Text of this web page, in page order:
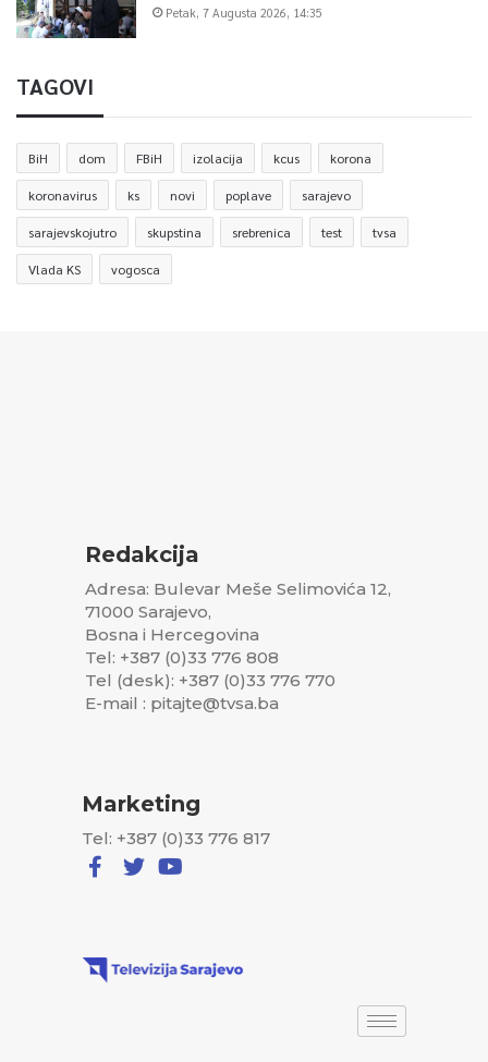
Petak, 7 Augusta 2026, 14:35
TAGOVI
BiH dom FBiH izolacija kcus korona
koronavirus ks novi poplave sarajevo
sarajevskojutro skupstina srebrenica test tvsa
Vlada KS vogosca
Redakcija
Adresa: Bulevar Meše Selimovića 12,
71000 Sarajevo,
Bosna i Hercegovina
Tel: +387 (0)33 776 808
Tel (desk): +387 (0)33 776 770
E-mail : pitajte@tvsa.ba
Marketing
Tel: +387 (0)33 776 817